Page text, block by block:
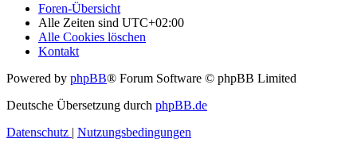
Foren-Übersicht
Alle Zeiten sind UTC+02:00
Alle Cookies löschen
Kontakt
Powered by phpBB® Forum Software © phpBB Limited
Deutsche Übersetzung durch phpBB.de
Datenschutz | Nutzungsbedingungen